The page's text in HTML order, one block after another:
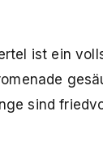
ist ein
sind